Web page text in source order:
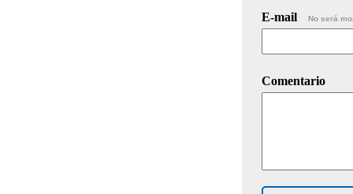
E-mail No será
Comentario